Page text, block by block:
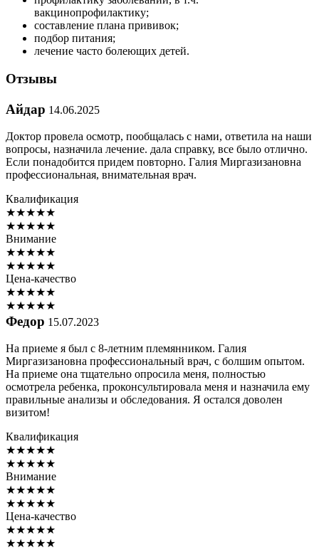
вакцинопрофилактику;
составление плана прививок;
подбор питания;
лечение часто болеющих детей.
Отзывы
Айдар 14.06.2025
Доктор провела осмотр, пообщалась с нами, ответила на наши
вопросы, назначила лечение. дала справку, все было отлично.
Если понадобится придем повторно. Галия Миргазизановна
профессиональная, внимательная врач.
Квалификация
★★★★★
★★★★★
Внимание
★★★★★
★★★★★
Цена-качество
★★★★★
★★★★★
Федор 15.07.2023
На приеме я был с 8-летним племянником. Галия
Миргазизановна профессиональный врач, с болшим опытом.
На приеме она тщательно опросила меня, полностью
осмотрела ребенка, проконсультировала меня и назначила ему
правильные анализы и обследования. Я остался доволен
визитом!
Квалификация
★★★★★
★★★★★
Внимание
★★★★★
★★★★★
Цена-качество
★★★★★
★★★★★